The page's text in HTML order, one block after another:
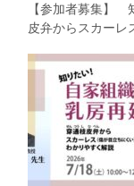
【参加者募集】
皮弁からスカーレ